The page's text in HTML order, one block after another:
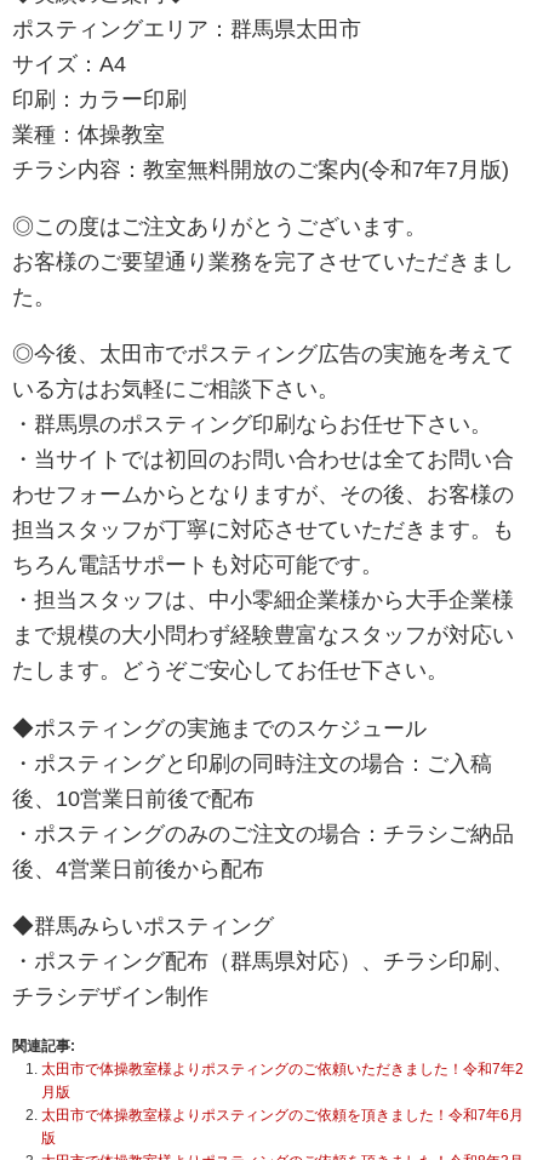
ポスティングエリア：群馬県太田市
サイズ：A4
印刷：カラー印刷
業種：体操教室
チラシ内容：教室無料開放のご案内(令和7年7月版)
◎この度はご注文ありがとうございます。
お客様のご要望通り業務を完了させていただきまし
た。
◎今後、太田市でポスティング広告の実施を考えて
いる方はお気軽にご相談下さい。
・群馬県のポスティング印刷ならお任せ下さい。
・当サイトでは初回のお問い合わせは全てお問い合
わせフォームからとなりますが、その後、お客様の
担当スタッフが丁寧に対応させていただきます。も
ちろん電話サポートも対応可能です。
・担当スタッフは、中小零細企業様から大手企業様
まで規模の大小問わず経験豊富なスタッフが対応い
たします。どうぞご安心してお任せ下さい。
◆ポスティングの実施までのスケジュール
・ポスティングと印刷の同時注文の場合：ご入稿
後、10営業日前後で配布
・ポスティングのみのご注文の場合：チラシご納品
後、4営業日前後から配布
◆群馬みらいポスティング
・ポスティング配布（群馬県対応）、チラシ印刷、
チラシデザイン制作
関連記事:
太田市で体操教室様よりポスティングのご依頼いただきました！令和7年2
月版
太田市で体操教室様よりポスティングのご依頼を頂きました！令和7年6月
版